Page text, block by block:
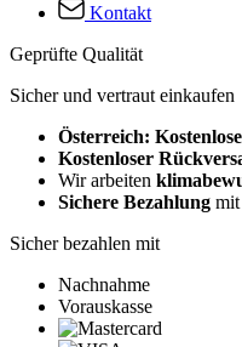
Kontakt
Geprüfte Qualität
Sicher und vertraut einkaufen
Österreich:
Kostenloser
Wir arbeiten
Sichere Bezahlung mit
Sicher bezahlen mit
Nachnahme
Vorauskasse